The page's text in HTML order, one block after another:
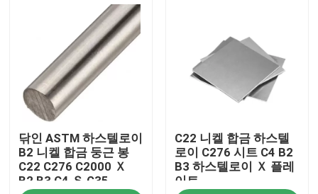
닦인 ASTM 하스텔로이
B2 니켈 합금 둥근 봉
C22 C276 C2000 Ｘ
B2 B3 C4 Ｓ G35
C22 니켈 합금 하스텔
로이 C276 시트 C4 B2
B3 하스텔로이 Ｘ 플레
이트